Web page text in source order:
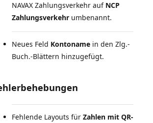
NAVAX Zahlungsverkehr auf NCP
Zahlungsverkehr umbenannt.
Neues Feld Kontoname in den Zlg.-
Buch.-Blättern hinzugefügt.
Fehlende Layouts für Zahlen mit QR-